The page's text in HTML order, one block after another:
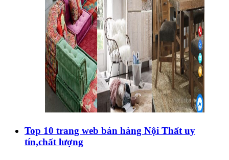
Top 10 trang web bán hàng Nội Thất uy
tín,chất lượng